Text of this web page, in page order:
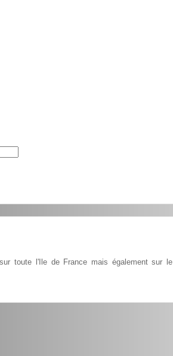
toute l'Ile de France mais également sur le